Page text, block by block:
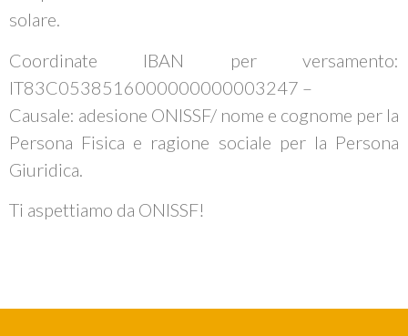
solare.
Coordinate IBAN per versamento:
IT83C0538516000000000003247 –
Causale: adesione ONISSF/ nome e cognome per la
Persona Fisica e ragione sociale per la Persona
Giuridica.
Ti aspettiamo da ONISSF!